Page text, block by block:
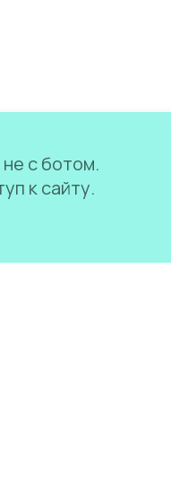
с ботом.
к сайту.